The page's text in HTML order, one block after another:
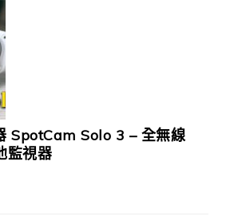
SpotCam Solo 3 – 全無線
監視器